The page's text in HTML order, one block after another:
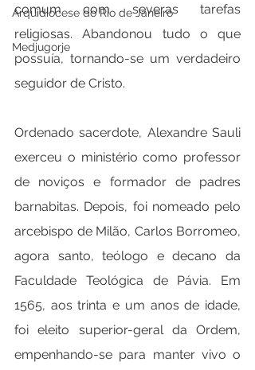
Arquidiocese do Rio de Janeiro
Medjugorje
comum com severas tarefas
religiosas. Abandonou tudo o que
possuía, tornando-se um verdadeiro
seguidor de Cristo.
Ordenado sacerdote, Alexandre Sauli
exerceu o ministério como professor
de noviços e formador de padres
barnabitas. Depois, foi nomeado pelo
arcebispo de Milão, Carlos Borromeo,
agora santo, teólogo e decano da
Faculdade Teológica de Pávia. Em
1565, aos trinta e um anos de idade,
foi eleito superior-geral da Ordem,
empenhando-se para manter vivo o